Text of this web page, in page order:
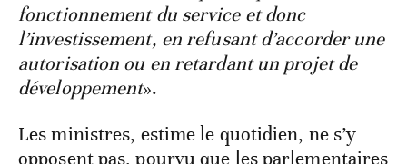
fonctionnement du service et donc
l’investissement, en refusant d’accorder une
autorisation ou en retardant un projet de
développement».
Les ministres, estime le quotidien, ne s’y
opposent pas, pourvu que les parlementaires